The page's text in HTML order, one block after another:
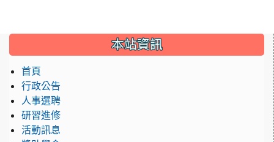
本站資訊
首頁
行政公告
人事選聘
研習進修
活動訊息